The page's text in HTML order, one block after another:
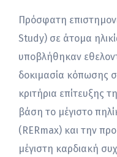
Πρόσφατη
Study) σε άτομα
υποβλήθηκαν
δοκιμασία κόπωσης
κριτήρια επίτευξης
βάση το μέγιστο
(RERmax) και την
μέγιστη καρδιακή